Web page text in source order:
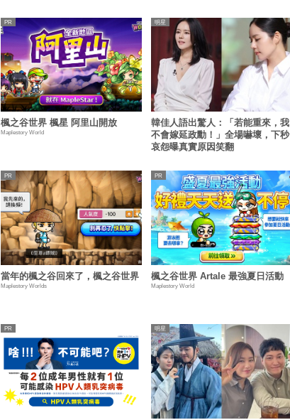
楓之谷世界 楓星 阿里山開放
Maplestory World
韓佳人語出驚人：「若能重來，我
不會嫁延政勳！」全場嚇壞，下秒
哀怨曝真實原因笑翻
明星
當年的楓之谷回來了，楓之谷世界
Maplestory Worlds
楓之谷世界 Artale 最強夏日活動
Maplestory World
明星